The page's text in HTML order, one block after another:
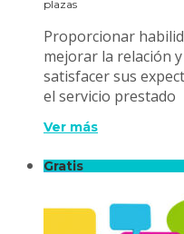
plazas
Proporcionar
mejorar la relación
satisfacer sus
el servicio prestado
Ver más
Gratis